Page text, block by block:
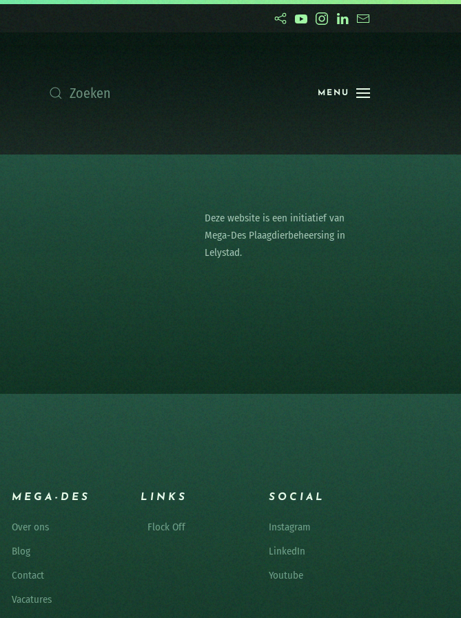
MENU
Deze website is een initiatief van
Mega-Des Plaagdierbeheersing in
Lelystad.
MEGA-DES
Over ons
Blog
Contact
Vacatures
LINKS
Flock Off
SOCIAL
Instagram
LinkedIn
Youtube